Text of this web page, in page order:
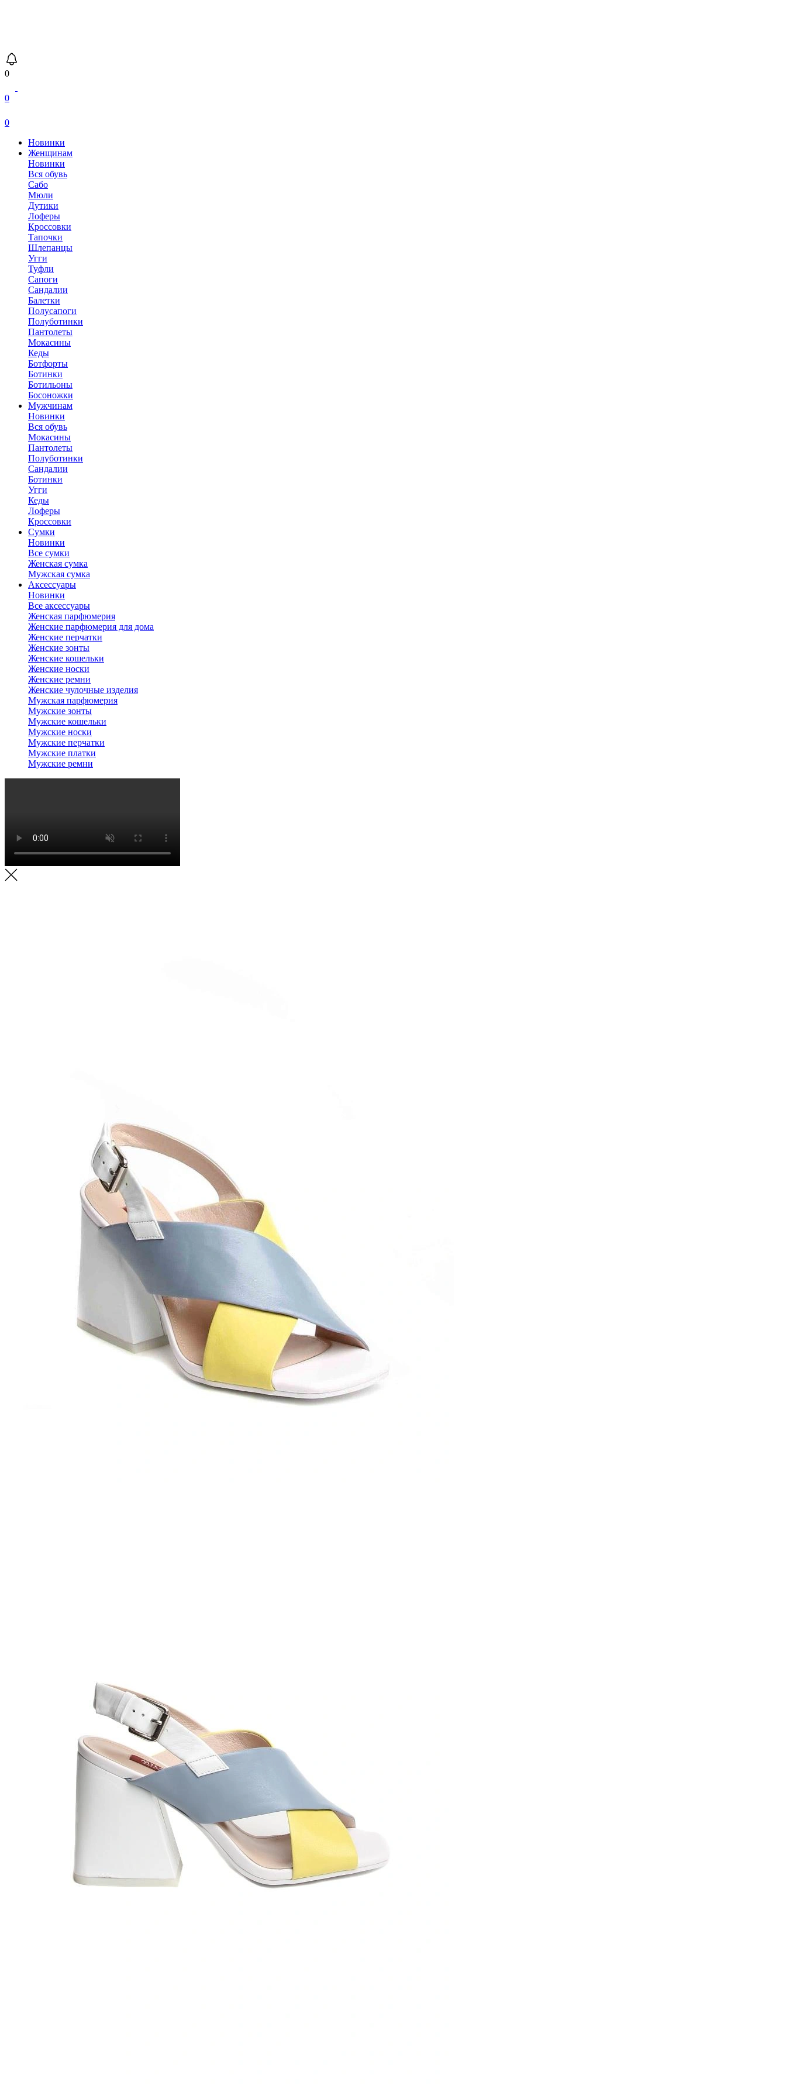
0
0
0
Новинки
Женщинам
Новинки
Вся обувь
Сабо
Мюли
Дутики
Лоферы
Кроссовки
Тапочки
Шлепанцы
Угги
Туфли
Сапоги
Сандалии
Балетки
Полусапоги
Полуботинки
Пантолеты
Мокасины
Кеды
Ботфорты
Ботинки
Ботильоны
Босоножки
Мужчинам
Новинки
Вся обувь
Мокасины
Пантолеты
Полуботинки
Сандалии
Ботинки
Угги
Кеды
Лоферы
Кроссовки
Сумки
Новинки
Все сумки
Женская сумка
Мужская сумка
Аксессуары
Новинки
Все аксессуары
Женская парфюмерия
Женские парфюмерия для дома
Женские перчатки
Женские зонты
Женские кошельки
Женские носки
Женские ремни
Женские чулочные изделия
Мужская парфюмерия
Мужские зонты
Мужские кошельки
Мужские носки
Мужские перчатки
Мужские платки
Мужские ремни